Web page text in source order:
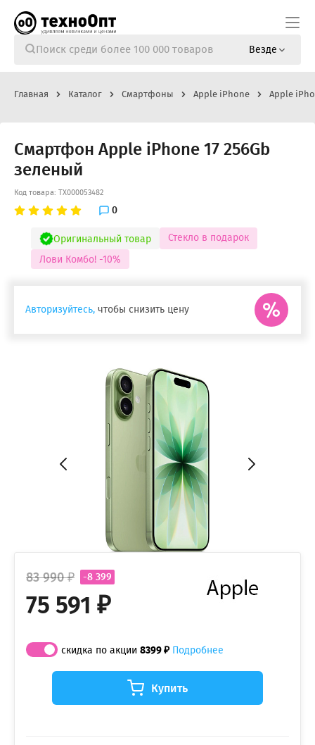
Везде
Главная Каталог Смартфоны Apple iPhone Apple
Смартфон Apple iPhone 17 256Gb
зеленый
Код товара: ТХ000053482
0
Оригинальный товар
Стекло в подарок
Лови Комбо! -10%
Авторизуйтесь, чтобы снизить цену
-8 399
83 990 ₽
75 591 ₽
скидка по акции 8399 ₽ Подробнее
Купить